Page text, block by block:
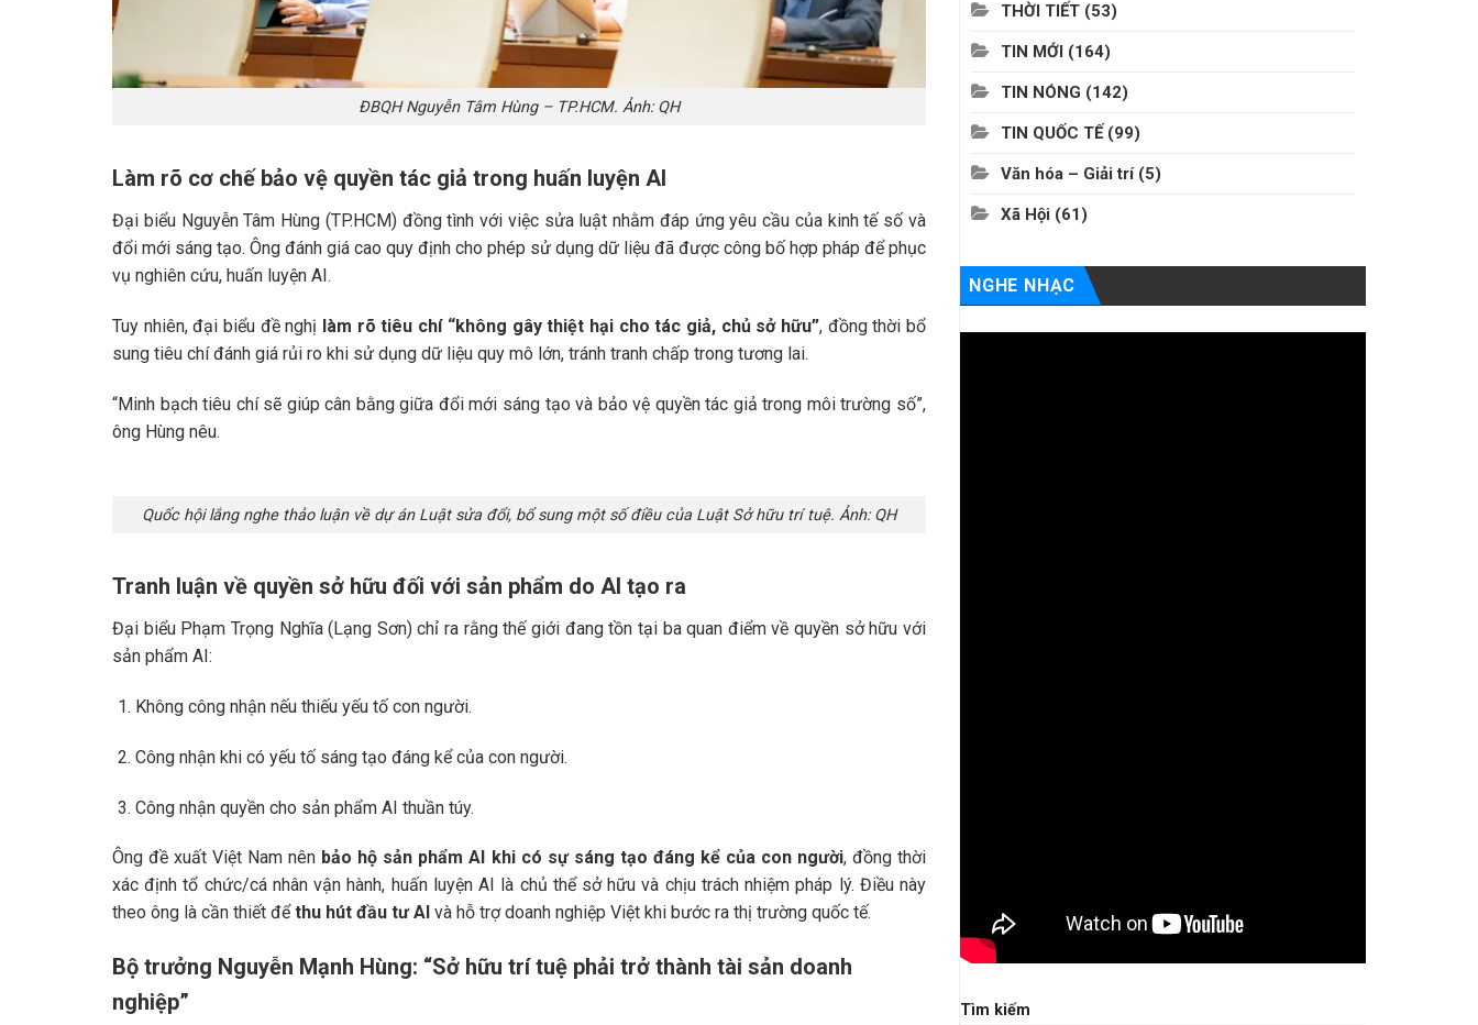
ĐBQH Nguyễn Tâm Hùng – TP.HCM. Ảnh: QH
Làm rõ cơ chế bảo vệ quyền tác giả trong huấn luyện AI
Đại biểu Nguyễn Tâm Hùng (TP.HCM) đồng tình với việc sửa luật nhằm đáp ứng yêu cầu của kinh tế số và
đổi mới sáng tạo. Ông đánh giá cao quy định cho phép sử dụng dữ liệu đã được công bố hợp pháp để phục
vụ nghiên cứu, huấn luyện AI.
Tuy nhiên, đại biểu đề nghị làm rõ tiêu chí “không gây thiệt hại cho tác giả, chủ sở hữu”, đồng thời bổ
sung tiêu chí đánh giá rủi ro khi sử dụng dữ liệu quy mô lớn, tránh tranh chấp trong tương lai.
“Minh bạch tiêu chí sẽ giúp cân bằng giữa đổi mới sáng tạo và bảo vệ quyền tác giả trong môi trường số”,
ông Hùng nêu.
Quốc hội lắng nghe thảo luận về dự án Luật sửa đổi, bổ sung một số điều của Luật Sở hữu trí tuệ. Ảnh: QH
Tranh luận về quyền sở hữu đối với sản phẩm do AI tạo ra
Đại biểu Phạm Trọng Nghĩa (Lạng Sơn) chỉ ra rằng thế giới đang tồn tại ba quan điểm về quyền sở hữu với
sản phẩm AI:
Không công nhận nếu thiếu yếu tố con người.
Công nhận khi có yếu tố sáng tạo đáng kể của con người.
Công nhận quyền cho sản phẩm AI thuần túy.
Ông đề xuất Việt Nam nên bảo hộ sản phẩm AI khi có sự sáng tạo đáng kể của con người, đồng thời
xác định tổ chức/cá nhân vận hành, huấn luyện AI là chủ thể sở hữu và chịu trách nhiệm pháp lý. Điều này
theo ông là cần thiết đểthu hút đầu tư AI và hỗ trợ doanh nghiệp Việt khi bước ra thị trường quốc tế.
Bộ trưởng Nguyễn Mạnh Hùng: “Sở hữu trí tuệ phải trở thành tài sản doanh
nghiệp”
THỜI TIẾT (53)
TIN MỚI (164)
TIN NÓNG (142)
TIN QUỐC TẾ (99)
Văn hóa – Giải trí(5)
Xã Hội (61)
NGHE NHẠC
Tìm kiếm